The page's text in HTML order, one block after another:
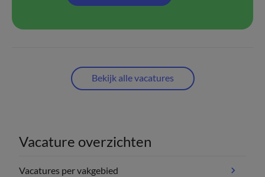
Bekijk alle vacatures
Vacature overzichten
Vacatures per vakgebied